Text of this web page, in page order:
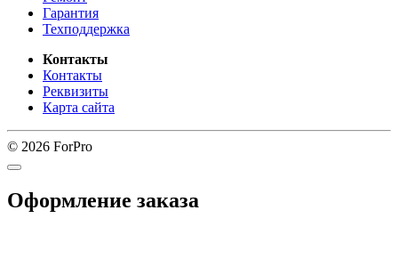
Гарантия
Техподдержка
Контакты
Контакты
Реквизиты
Карта сайта
© 2026 ForPro
Оформление заказа